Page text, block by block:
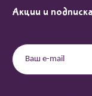
Акции и